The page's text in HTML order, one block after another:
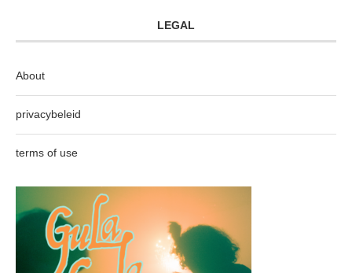
LEGAL
About
privacybeleid
terms of use